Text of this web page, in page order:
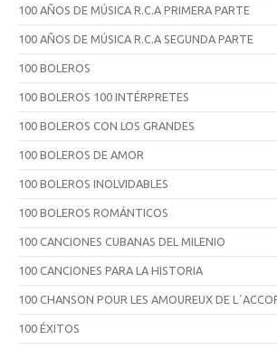
100 AÑOS DE MÚSICA R.C.A PRIMERA PARTE
100 AÑOS DE MÚSICA R.C.A SEGUNDA PARTE
100 BOLEROS
100 BOLEROS 100 INTÉRPRETES
100 BOLEROS CON LOS GRANDES
100 BOLEROS DE AMOR
100 BOLEROS INOLVIDABLES
100 BOLEROS ROMÁNTICOS
100 CANCIONES CUBANAS DEL MILENIO
100 CANCIONES PARA LA HISTORIA
100 CHANSON POUR LES AMOUREUX DE
100 ÉXITOS